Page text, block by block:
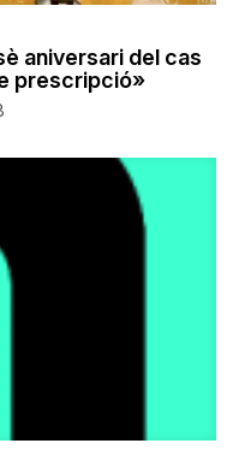
aniversari del cas
prescripció»